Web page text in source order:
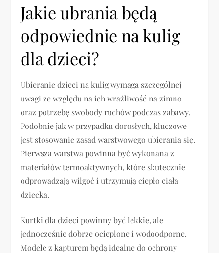
Jakie ubrania będą
odpowiednie na kulig
dla dzieci?
Ubieranie dzieci na kulig wymaga szczególnej
uwagi ze względu na ich wrażliwość na zimno
oraz potrzebę swobody ruchów podczas zabawy.
Podobnie jak w przypadku dorosłych, kluczowe
jest stosowanie zasad warstwowego ubierania się.
Pierwsza warstwa powinna być wykonana z
materiałów termoaktywnych, które skutecznie
odprowadzają wilgoć i utrzymują ciepło ciała
dziecka.
Kurtki dla dzieci powinny być lekkie, ale
jednocześnie dobrze ocieplone i wodoodporne.
Modele z kapturem będą idealne do ochrony